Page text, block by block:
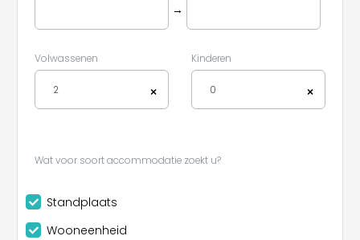
→
Volwassenen
×
2
Kinderen
×
0
Wat voor soort accommodatie zoekt u?
Standplaats
Wooneenheid